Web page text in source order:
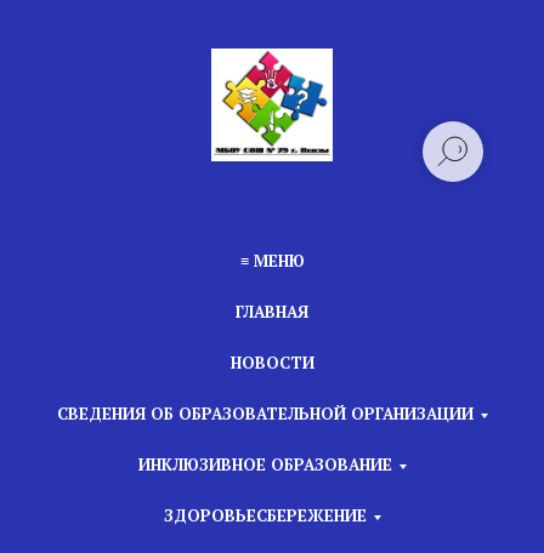
≡ МЕНЮ
ГЛАВНАЯ
НОВОСТИ
СВЕДЕНИЯ ОБ ОБРАЗОВАТЕЛЬНОЙ ОРГАНИЗАЦИИ
ИНКЛЮЗИВНОЕ ОБРАЗОВАНИЕ
ЗДОРОВЬЕСБЕРЕЖЕНИЕ